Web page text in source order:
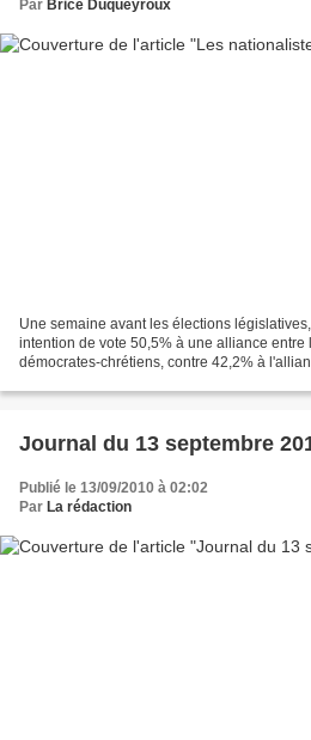
Par Brice Duqueyroux
Une semaine avant les élections
intention de vote 50,5% à une alliance entre
démocrates-chrétiens, contre 42,2% à
Journal du 13 septembre
Publié le 13/09/2010 à 02:02
Par La rédaction